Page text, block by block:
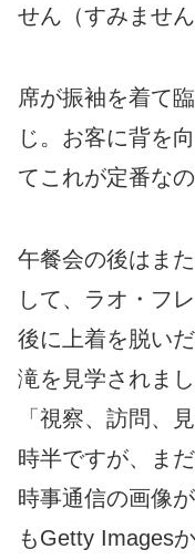
せん（すみません
席が振袖を着て
じ。お客に背を
てこれが定番な
午餐会の後はま
して、ラオ・フ
後に上着を脱い
滝を見学されま
「視察、訪問、
時半ですが、ま
時事通信の画像
もGetty Images